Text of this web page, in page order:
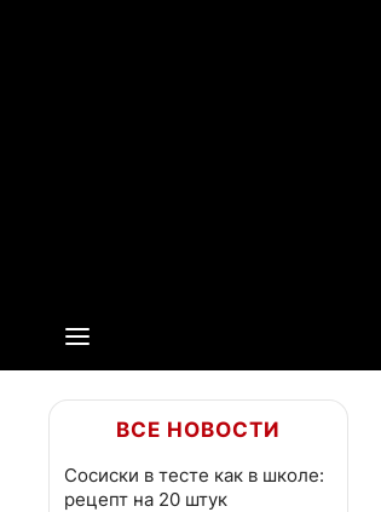
ВСЕ НОВОСТИ
Сосиски в тесте как в школе:
рецепт на 20 штук